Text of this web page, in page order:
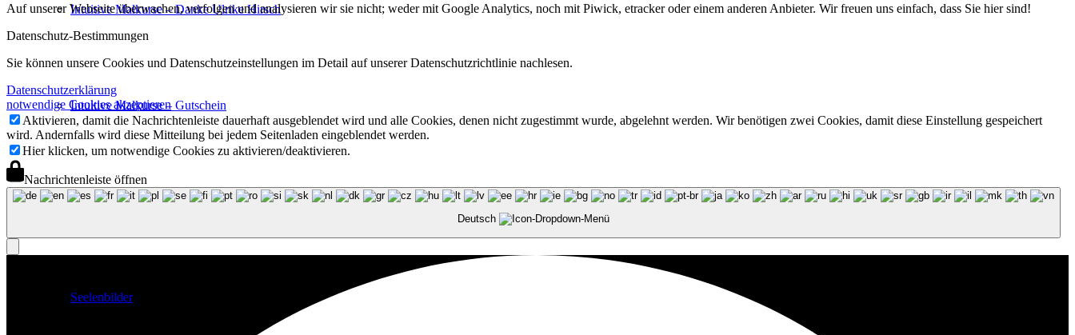
Intuitive Malkurse – Danke Ulrike Hirsch
Intuitive Malkurse – Gutschein
Unikate
Seelenbilder
Auf unserer Webseite überwachen, verfolgen und analysieren wir sie nicht; weder mit Google Analytics, noch mit Piwick, etracker oder einem anderen Anbieter. Wir freuen uns einfach, dass Sie hier sind!
Datenschutz-Bestimmungen
Sie können unsere Cookies und Datenschutzeinstellungen im Detail auf unserer Datenschutzrichtlinie nachlesen.
Datenschutzerklärung
notwendige Cookies akzeptieren
Aktivieren, damit die Nachrichtenleiste dauerhaft ausgeblendet wird und alle Cookies, denen nicht zugestimmt wurde, abgelehnt werden. Wir benötigen zwei Cookies, damit diese Einstellung gespeichert
wird. Andernfalls wird diese Mitteilung bei jedem Seitenladen eingeblendet werden.
Hier klicken, um notwendige Cookies zu aktivieren/deaktivieren.
Nachrichtenleiste öffnen
Deutsch